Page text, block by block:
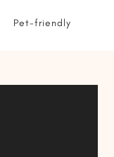
Pet-friendly